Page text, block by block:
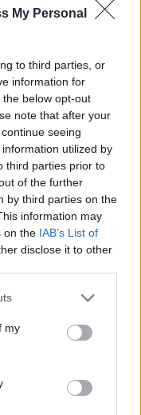
My Personal
to third parties, or
information for
below opt-out
note that after your
seeing
utilized by
third parties prior to
of the further
by third parties on the
information may
on the IAB’s List of
disclose it to other
my
sicher nicht hören
1. August 2026 um 12:30
auf den Beitrag
reagiert.
1. August 2026 um 12:28
im Thema
verstärkt würde
sind wir nach meiner